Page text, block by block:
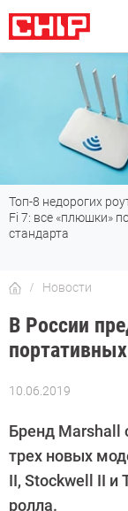
Топ-8 недорогих
Fi 7: все «плюшки»
стандарта
Новости
В России
10.06.2019
Автор:
Киреев
Бренд Marshall
трех новых
II, Stockwell II и
ролла.